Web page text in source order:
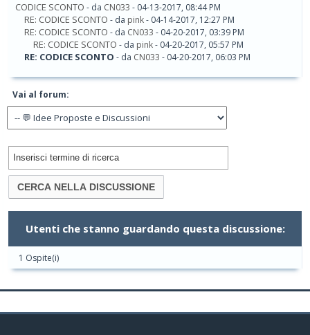
CODICE SCONTO - da CN033 - 04-13-2017, 08:44 PM
RE: CODICE SCONTO - da pink- 04-14-2017, 12:27 PM
RE: CODICE SCONTO - da CN033 - 04-20-2017, 03:39 PM
RE: CODICE SCONTO - da pink- 04-20-2017, 05:57 PM
RE: CODICE SCONTO - da CN033 - 04-20-2017, 06:03 PM
Vai al forum:
Utenti che stanno guardando questa discussione:
1 Ospite(i)